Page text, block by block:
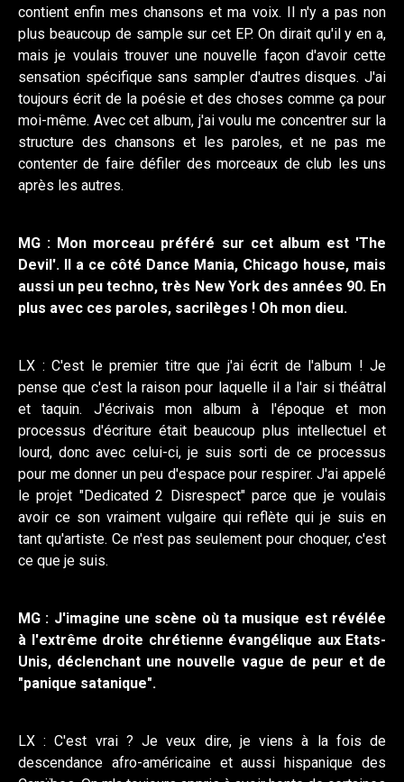
contient enfin mes chansons et ma voix. Il n'y a pas non
plus beaucoup de sample sur cet EP. On dirait qu'il y en a,
mais je voulais trouver une nouvelle façon d'avoir cette
sensation spécifique sans sampler d'autres disques. J'ai
toujours écrit de la poésie et des choses comme ça pour
moi-même. Avec cet album, j'ai voulu me concentrer sur la
structure des chansons et les paroles, et ne pas me
contenter de faire défiler des morceaux de club les uns
après les autres.
MG : Mon morceau préféré sur cet album est 'The
Devil'. Il a ce côté Dance Mania, Chicago house, mais
aussi un peu techno, très New York des années 90. En
plus avec ces paroles, sacrilèges ! Oh mon dieu.
LX : C'est le premier titre que j'ai écrit de l'album ! Je
pense que c'est la raison pour laquelle il a l'air si théâtral
et taquin. J'écrivais mon album à l'époque et mon
processus d'écriture était beaucoup plus intellectuel et
lourd, donc avec celui-ci, je suis sorti de ce processus
pour me donner un peu d'espace pour respirer. J'ai appelé
le projet "Dedicated 2 Disrespect" parce que je voulais
avoir ce son vraiment vulgaire qui reflète qui je suis en
tant qu'artiste. Ce n'est pas seulement pour choquer, c'est
ce que je suis.
MG : J'imagine une scène où ta musique est révélée
à l'extrême droite chrétienne évangélique aux Etats-
Unis, déclenchant une nouvelle vague de peur et de
"panique satanique".
LX : C'est vrai ? Je veux dire, je viens à la fois de
descendance afro-américaine et aussi hispanique des